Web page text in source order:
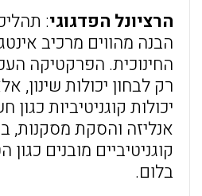
הרציונל הפדגוגי:
הבנה מהווים מרכיב
החינוכית. הפרקטיקה
רק לבחון יכולות שינון,
יכולות קוגניטיביות
אנליזה והסקת מסקנות,
קוגניטיביים מובנים
בלום.